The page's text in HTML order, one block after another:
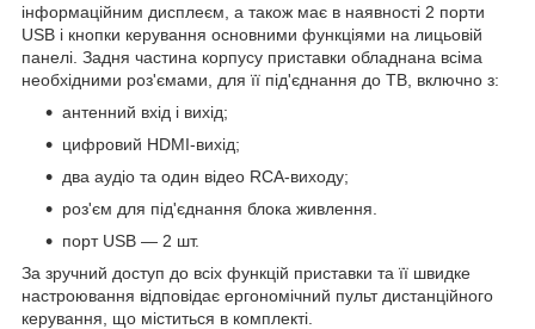
інформаційним дисплеєм, а також має в наявності 2 порти
USB і кнопки керування основними функціями на лицьовій
панелі. Задня частина корпусу приставки обладнана всіма
необхідними роз'ємами, для її під'єднання до ТВ, включно з:
антенний вхід і вихід;
цифровий HDMI-вихід;
два аудіо та один відео RCA-виходу;
роз'єм для під'єднання блока живлення.
порт USB — 2 шт.
За зручний доступ до всіх функцій приставки та її швидке
настроювання відповідає ергономічний пульт дистанційного
керування, що міститься в комплекті.